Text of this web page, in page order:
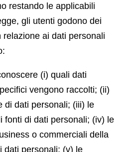
restando le applicabili
gli utenti godono dei
relazione ai dati personali
(i) quali dati
vengono raccolti; (ii)
di dati personali; (iii) le
fonti di dati personali; (iv) le
o commerciali della
dati personali; (v) le